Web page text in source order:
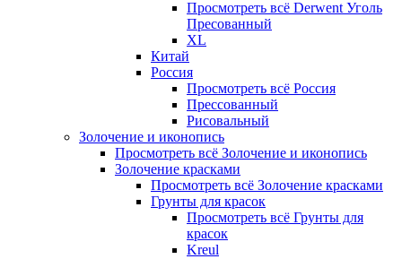
Просмотреть всё Derwent Уголь
Пресованный
XL
Китай
Россия
Просмотреть всё Россия
Прессованный
Рисовальный
Золочение и иконопись
Просмотреть всё Золочение и иконопись
Золочение красками
Просмотреть всё Золочение красками
Грунты для красок
Просмотреть всё Грунты для
красок
Kreul